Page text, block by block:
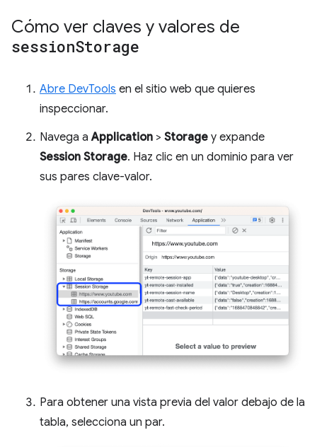
Cómo ver claves y valores de
sessionStorage
Abre DevTools en el sitio web que quieres
inspeccionar.
Navega aApplication > Storage y expande
Session Storage. Haz clic en un dominio para ver
sus pares clave-valor.
Para obtener una vista previa del valor debajo de la
tabla, selecciona un par.